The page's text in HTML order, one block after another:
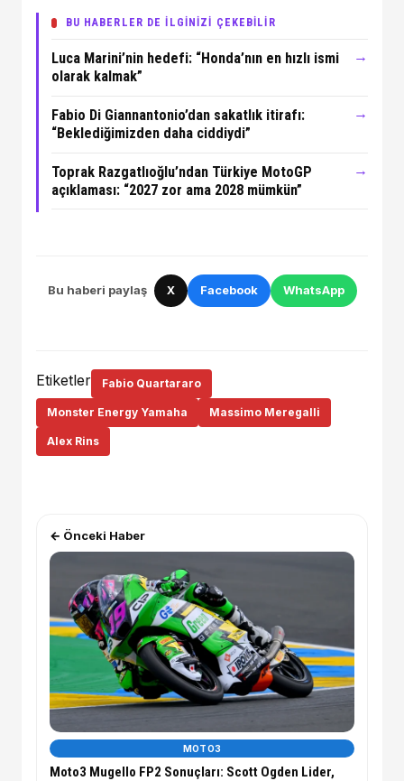
BU HABERLER DE İLGİNİZİ ÇEKEBİLİR
Luca Marini’nin hedefi: “Honda’nın en hızlı ismi
olarak kalmak”
→
Fabio Di Giannantonio’dan sakatlık itirafı:
“Beklediğimizden daha ciddiydi”
→
Toprak Razgatlıoğlu’ndan Türkiye MotoGP
açıklaması: “2027 zor ama 2028 mümkün”
→
Bu haberi paylaş X Facebook WhatsApp
Etiketler Fabio Quartararo
Monster Energy Yamaha Massimo Meregalli
Alex Rins
← Önceki Haber
MOTO3
Moto3 Mugello FP2 Sonuçları: Scott Ogden Lider,